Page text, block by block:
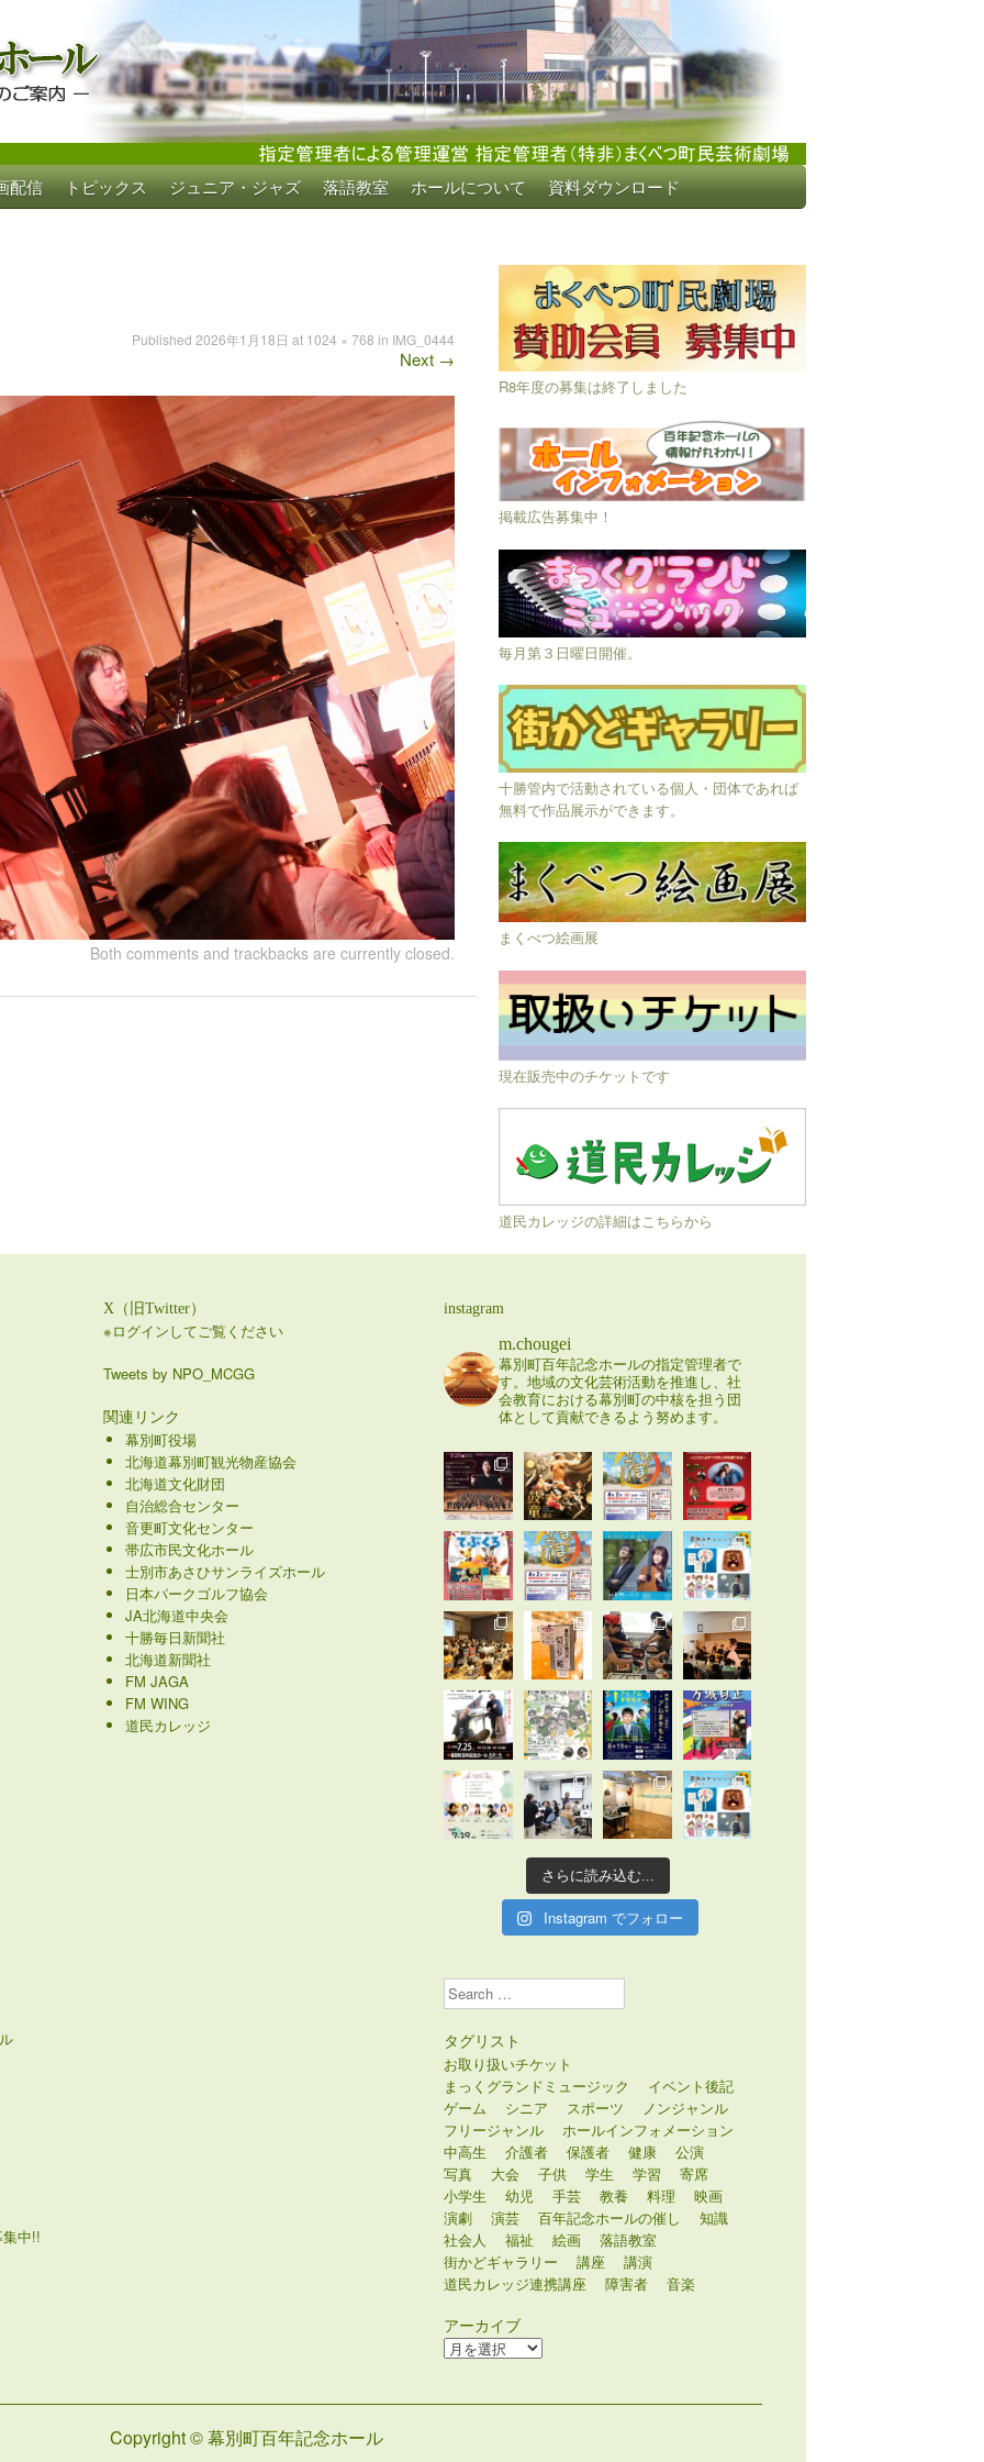
ール
配信 トピックス ジュニア・ジャズ 落語教室 ホールについて 資料ダウンロード
Published 2026年1月18日 at 1024 × 768 in IMG_0444
Next →
Both comments and trackbacks are currently closed.
R8年度の募集は終了しました
掲載広告募集中！
毎月第３日曜日開催。
十勝管内で活動されている個人・団体であれば
無料で作品展示ができます。
まくべつ絵画展
現在販売中のチケットです
道民カレッジの詳細はこちらから
中!!
X（旧Twitter）
※ログインしてご覧ください
Tweets by NPO_MCGG
関連リンク
幕別町役場
北海道幕別町観光物産協会
北海道文化財団
自治総合センター
音更町文化センター
帯広市民文化ホール
士別市あさひサンライズホール
日本パークゴルフ協会
JA北海道中央会
十勝毎日新聞社
北海道新聞社
FM JAGA
FM WING
道民カレッジ
instagram
m.chougei
幕別町百年記念ホールの指定管理者で
す。地域の文化芸術活動を推進し、社
会教育における幕別町の中核を担う団
体として貢献できるよう努めます。
さらに読み込む...
Instagram でフォロー
Search
タグリスト
お取り扱いチケット
まっくグランドミュージック
イベント後記
ゲーム
シニア スポーツ
ノンジャンル
フリージャンル
ホールインフォメーション
中高生
介護者 保護者 健康
公演
写真
大会 子供 学生 学習
寄席
小学生
幼児 手芸 教養 料理
映画
演劇
演芸 百年記念ホールの催し
知識
社会人
福祉 絵画
落語教室
街かどギャラリー
講座
講演
道民カレッジ連携講座
障害者 音楽
アーカイブ
ア
Copyright © 幕別町百年記念ホール